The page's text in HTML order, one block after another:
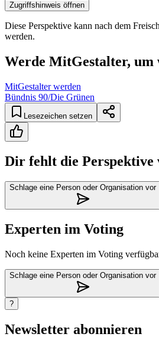
Zugriffshinweis öffnen
Diese Perspektive kann nach dem
werden.
Werde MitGestalter, um
MitGestalter werden
Bündnis 90/Die Grünen
Lesezeichen setzen
Dir fehlt die Perspektive
Schlage eine Person oder Organisation vor
Experten im Voting
Noch keine Experten im Voting
Schlage eine Person oder Organisation vor
?
Newsletter abonnieren